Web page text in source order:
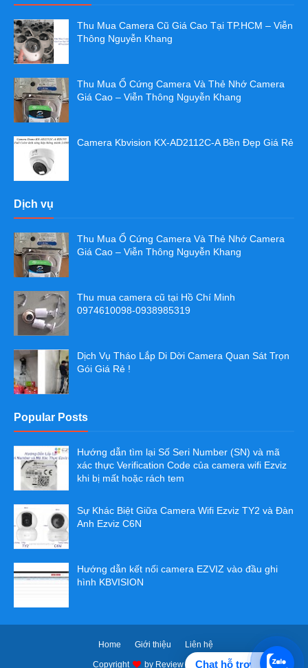
Chat hỗ trợ
Thu Mua Camera Cũ Giá Cao Tại TP.HCM – Viễn
Thông Nguyễn Khang
Thu Mua Ổ Cứng Camera Và Thẻ Nhớ Camera
Giá Cao – Viễn Thông Nguyễn Khang
Camera Kbvision KX-AD2112C-A Bền Đẹp Giá Rẻ
Dịch vụ
Thu Mua Ổ Cứng Camera Và Thẻ Nhớ Camera
Giá Cao – Viễn Thông Nguyễn Khang
Thu mua camera cũ tại Hồ Chí Minh
0974610098-0938985319
Dịch Vụ Tháo Lắp Di Dời Camera Quan Sát Trọn
Gói Giá Rẻ !
Popular Posts
Hướng dẫn tìm lại Số Seri Number (SN) và mã
xác thực Verification Code của camera wifi Ezviz
khi bị mất hoặc rách tem
Sự Khác Biệt Giữa Camera Wifi Ezviz TY2 và Đàn
Anh Ezviz C6N
Hướng dẫn kết nối camera EZVIZ vào đầu ghi
hình KBVISION
Home Giới thiệu Liên hệ
Copyright by Review Camera